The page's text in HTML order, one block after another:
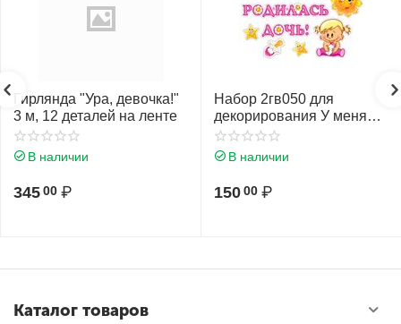
Гирлянда "Ура, девочка!"
3 м, 12 деталей на ленте
В наличии
345 00 ₽
Набор 2гв050 для
декорирования У меня
родилась дочь! 345*495
ммВ наличии
150 00 ₽
Каталог товаров